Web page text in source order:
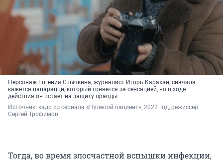
Персонаж Евгения Стычкина, журналист Игорь Карахан, сначала
кажется папарацци, который гоняется за сенсацией, но в ходе
действия он встает на защиту правды
Источник: кадр из сериала «Нулевой пациент», 2022 год, режиссер
Сергей Трофимов
Тогда, во время злосчастной вспышки инфекции,